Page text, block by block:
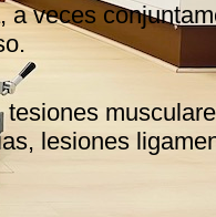
veces
lesiones